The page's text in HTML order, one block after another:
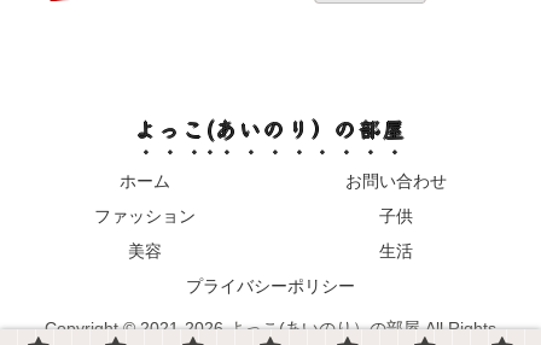
よっこ(あいのり）の部屋
ホーム
お問い合わせ
ファッション
子供
美容
生活
プライバシーポリシー
Copyright © 2021-2026 よっこ(あいのり）の部屋 All Rights